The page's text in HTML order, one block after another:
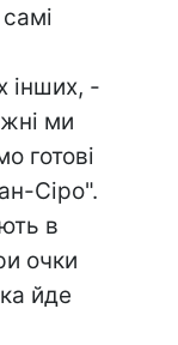
інших, -
ми
готові
Сіро".
в
очки
йде